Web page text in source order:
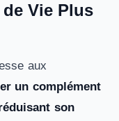
de Vie Plus
aux
un complément
son